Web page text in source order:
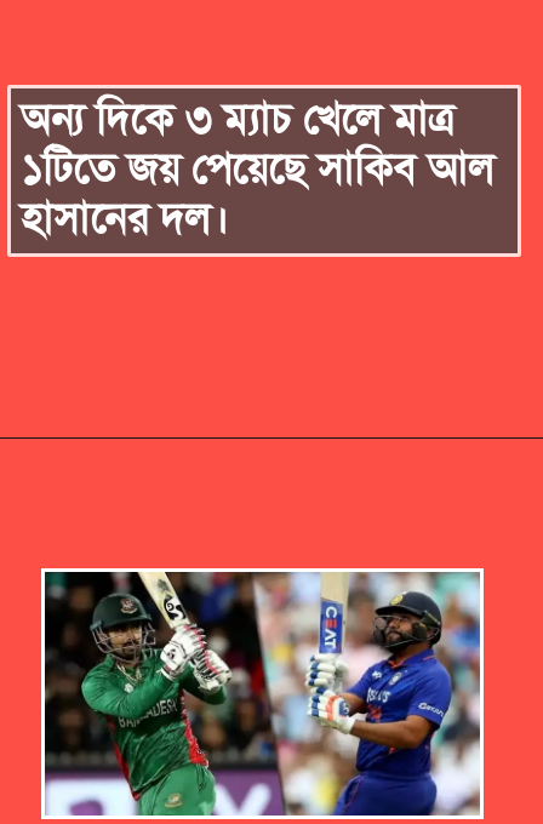
অন্য দিকে ৩ ম্যাচ খেলে মাত্র
১টিতে জয় পেয়েছে সাকিব আল
হাসানের দল।